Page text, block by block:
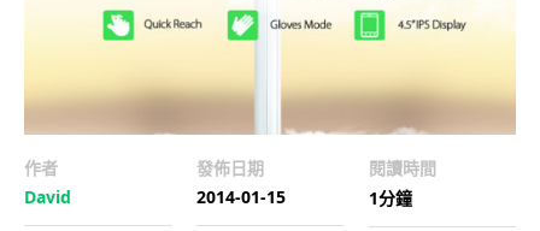
作者
David
發佈日期
2014-01-15
閱讀時間
1分鐘